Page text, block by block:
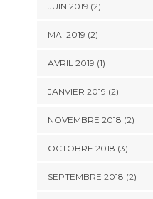
JUIN 2019 (2)
MAI 2019 (2)
AVRIL 2019 (1)
JANVIER 2019 (2)
NOVEMBRE 2018 (2)
OCTOBRE 2018 (3)
SEPTEMBRE 2018 (2)